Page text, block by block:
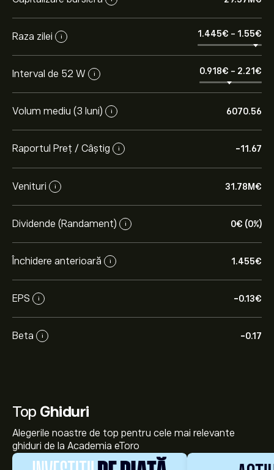
Raza zilei i 1.445‎€‎ - 1.55‎€‎
Interval de 52 W i 0.918‎€‎ - 2.21‎€‎
Volum mediu (3 luni) i 6070.56
Raportul Preț / Câștig i -11.67
Venituri i 31.78M‎€‎
Dividende (Randament) i 0‎€‎ (0%)
Închidere anterioară i 1.455‎€‎
EPS i -0.13‎€‎
Beta i -0.17
Top Ghiduri
Alegerile noastre de top pentru cele mai relevante
ghiduri de la Academia eToro